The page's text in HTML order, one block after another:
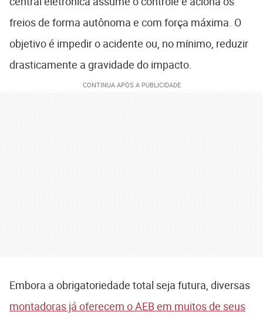
freios de forma autônoma e com força máxima. O
objetivo é impedir o acidente ou, no mínimo, reduzir
drasticamente a gravidade do impacto.
Embora a obrigatoriedade total seja futura, diversas
montadoras já oferecem o AEB em muitos de seus